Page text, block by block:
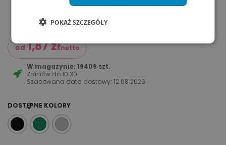
od 1,87złnetto
W magazynie: 19409 szt.
Zamów do 10:30
Szacowana data dostawy:12.08.2026
DOSTĘPNE KOLORY
POKAŻ SZCZEGÓŁY